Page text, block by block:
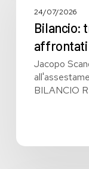
grandi
affrontati
24/07/2026
Bilancio:
affrontati
Jacopo
BILANCIO